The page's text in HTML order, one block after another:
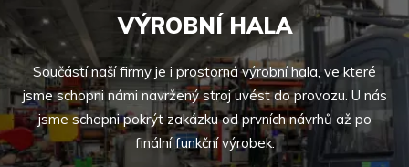
VÝROBNÍ HALA
Součástí naší firmy je i prostorná výrobní hala, ve které
jsme schopni námi navržený stroj uvést do provozu. U nás
jsme schopni pokrýt zakázku od prvních návrhů až po
finální funkční výrobek.